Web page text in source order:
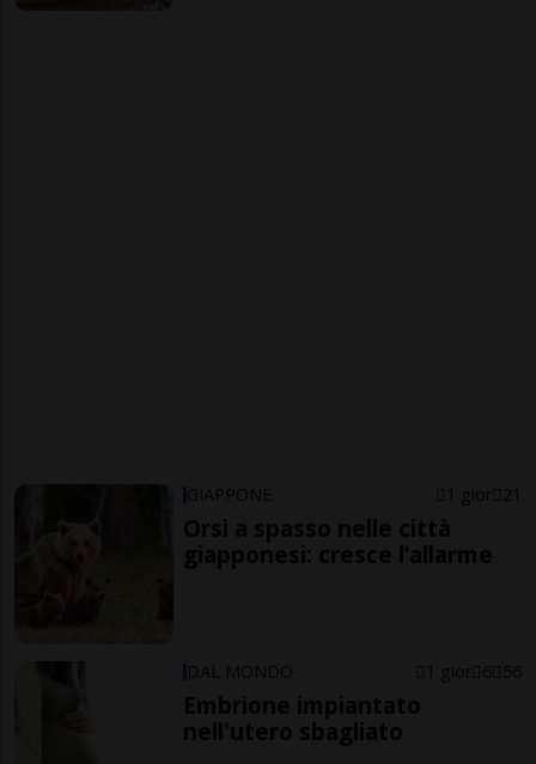
GIAPPONE 1 gior 21
Orsi a spasso nelle città
giapponesi: cresce l’allarme
DAL MONDO 1 gior 6 56
Embrione impiantato
nell'utero sbagliato